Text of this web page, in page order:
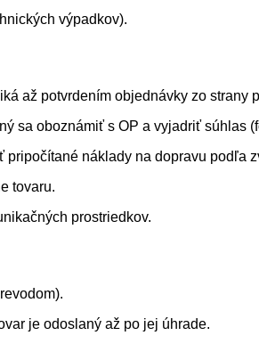
výpadkov).
až potvrdením objednávky zo strany
sa oboznámiť s OP a vyjadriť súhlas
náklady na dopravu podľa
tovaru.
prostriedkov.
je odoslaný až po jej úhrade.